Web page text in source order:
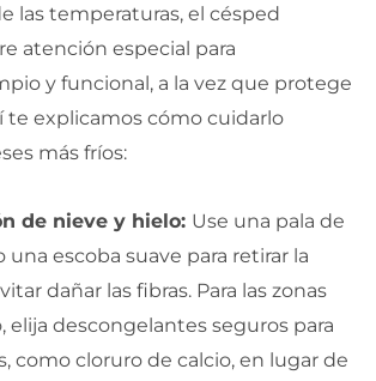
las temperaturas, el césped
atención especial para
y funcional, a la vez que protege
te explicamos cómo cuidarlo
más fríos:
de nieve y hielo: Use una pala de
una escoba suave para retirar la
dañar las fibras. Para las zonas
elija descongelantes seguros para
como cloruro de calcio, en lugar de